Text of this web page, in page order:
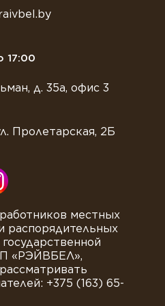
17:00
д. 35а, офис 3
Пролетарская, 2Б
местных
распорядительных
«РЭЙВБЕЛ»,
+375 (163) 65-